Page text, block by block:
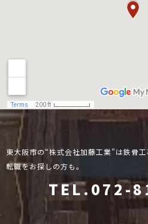
東大阪市の“株式会社加藤工業”は鉄骨
転職をお探しの方も。
TEL.072-